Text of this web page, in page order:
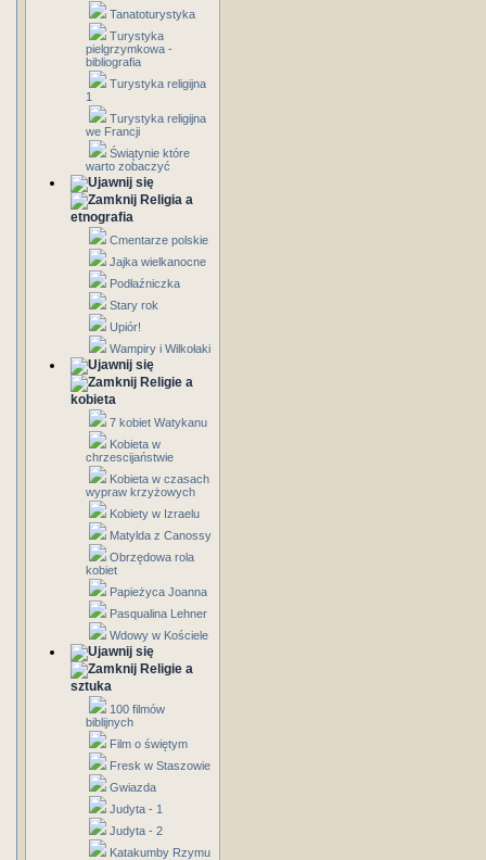
Tanatoturystyka
Turystyka
pielgrzymkowa -
bibliografia
Turystyka religijna
1
Turystyka religijna
we Francji
Świątynie które
warto zobaczyć
Religia a
etnografia
Cmentarze polskie
Jajka wielkanocne
Podłaźniczka
Stary rok
Upiór!
Wampiry i Wilkołaki
Religie a
kobieta
7 kobiet Watykanu
Kobieta w
chrzescijaństwie
Kobieta w czasach
wypraw krzyżowych
Kobiety w Izraelu
Matylda z Canossy
Obrzędowa rola
kobiet
Papieżyca Joanna
Pasqualina Lehner
Wdowy w Kościele
Religie a
sztuka
100 filmów
biblijnych
Film o świętym
Fresk w Staszowie
Gwiazda
Judyta - 1
Judyta - 2
Katakumby Rzymu